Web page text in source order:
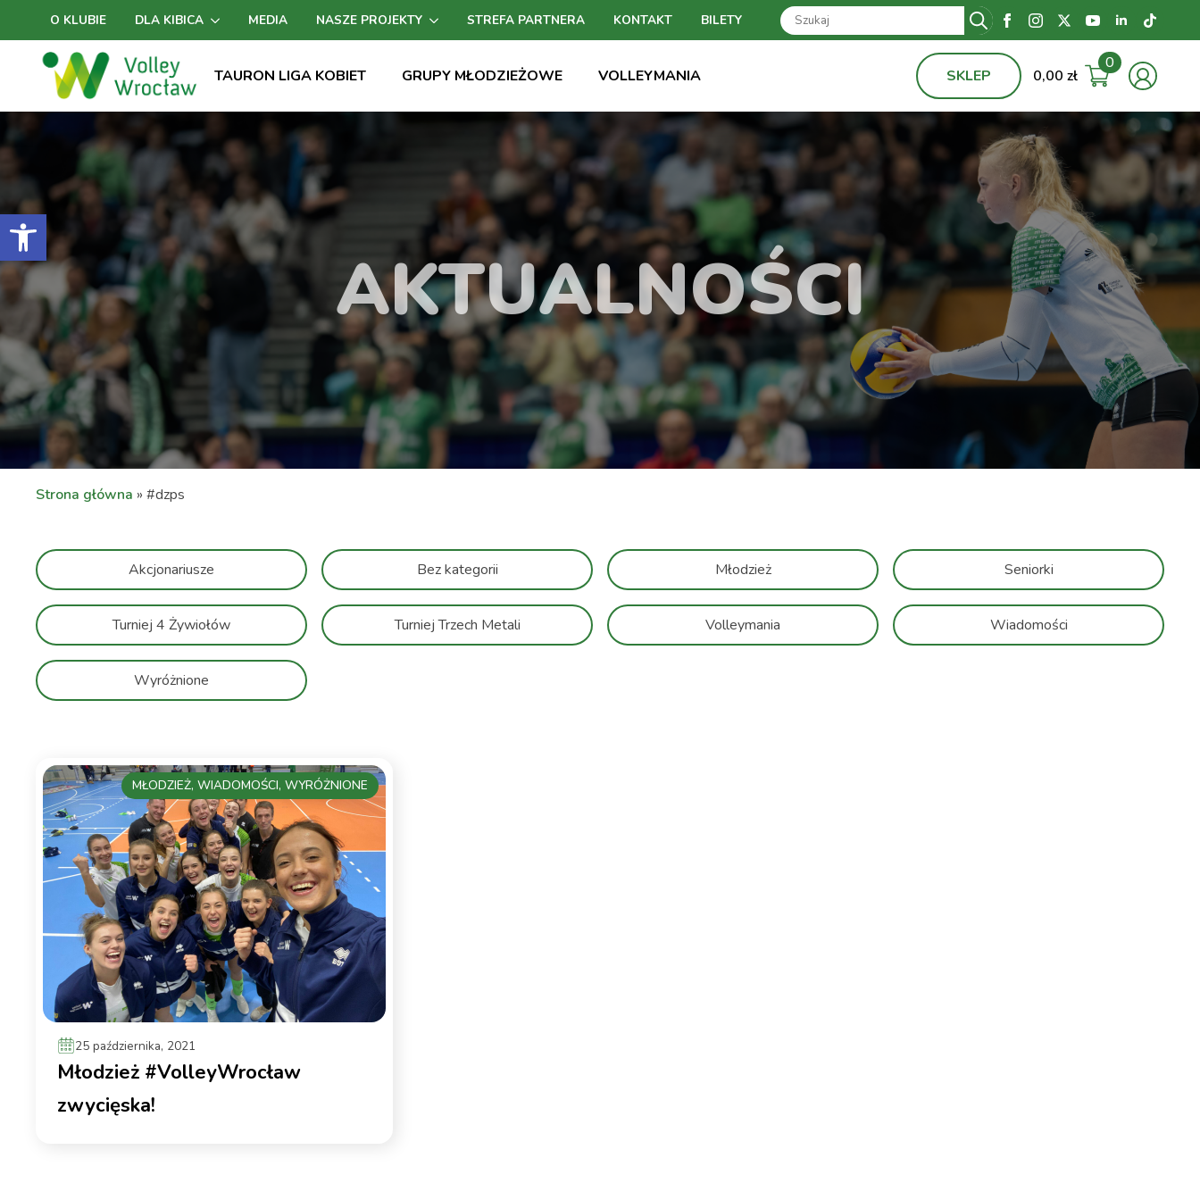
Otwórz pasek narzędzi
O KLUBIE DLA KIBICA MEDIA NASZE PROJEKTY STREFA PARTNERA KONTAKT BILETY
Search
for:
TAURON LIGA KOBIET
GRUPY MŁODZIEŻOWE VOLLEYMANIA SKLEP 0,00 zł
0
AKTUALNOŚCI
Strona główna » #dzps
Akcjonariusze Bez kategorii Młodzież Seniorki
Turniej 4 Żywiołów Turniej Trzech Metali Volleymania Wiadomości
Wyróżnione
25 października, 2021
Młodzież #VolleyWrocław
zwycięska!
MŁODZIEŻ, WIADOMOŚCI, WYRÓŻNIONE